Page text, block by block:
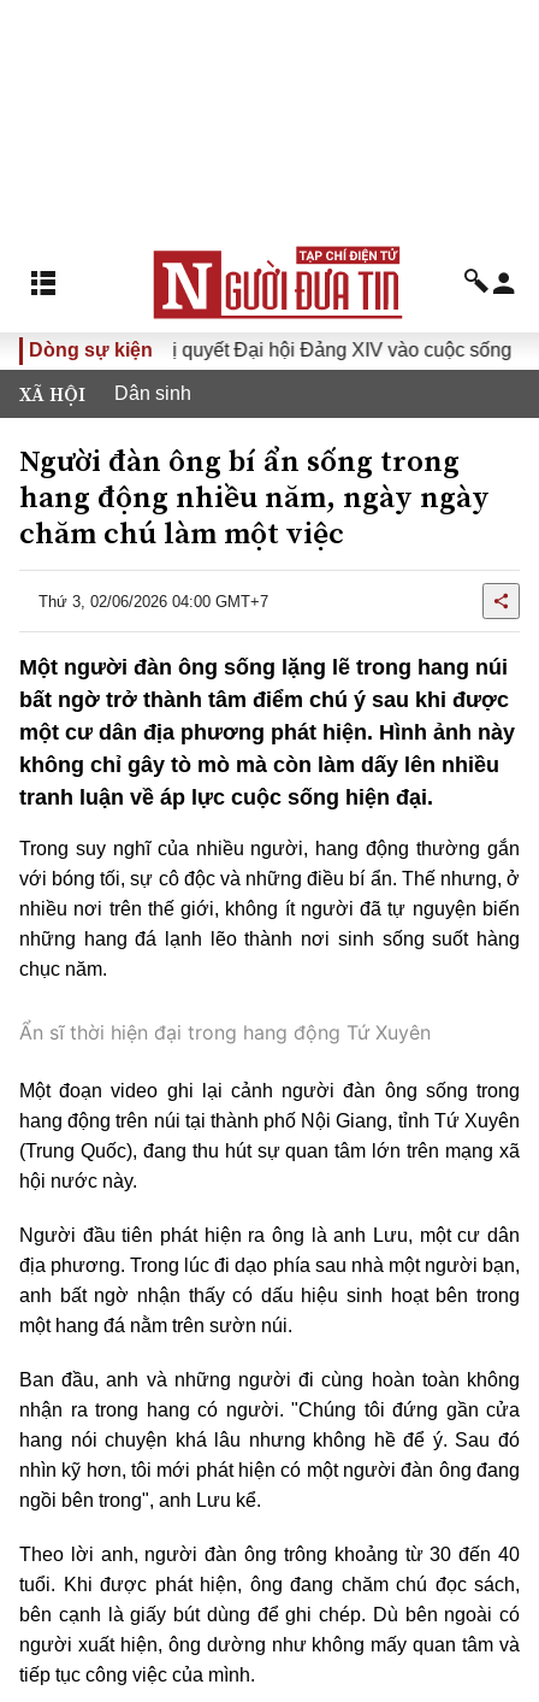
Dòng sự kiện
Đưa Nghị quyết Đại hội Đảng XIV vào cuộc sống
XÃ HỘI Dân sinh
Người đàn ông bí ẩn sống trong
hang động nhiều năm, ngày ngày
chăm chú làm một việc
Thứ 3, 02/06/2026 04:00 GMT+7
Một người đàn ông sống lặng lẽ trong hang núi
bất ngờ trở thành tâm điểm chú ý sau khi được
một cư dân địa phương phát hiện. Hình ảnh này
không chỉ gây tò mò mà còn làm dấy lên nhiều
tranh luận về áp lực cuộc sống hiện đại.
Trong suy nghĩ của nhiều người, hang động thường gắn
với bóng tối, sự cô độc và những điều bí ẩn. Thế nhưng, ở
nhiều nơi trên thế giới, không ít người đã tự nguyện biến
những hang đá lạnh lẽo thành nơi sinh sống suốt hàng
chục năm.
Ẩn sĩ thời hiện đại trong hang động Tứ Xuyên
Một đoạn video ghi lại cảnh người đàn ông sống trong
hang động trên núi tại thành phố Nội Giang, tỉnh Tứ Xuyên
(Trung Quốc), đang thu hút sự quan tâm lớn trên mạng xã
hội nước này.
Người đầu tiên phát hiện ra ông là anh Lưu, một cư dân
địa phương. Trong lúc đi dạo phía sau nhà một người bạn,
anh bất ngờ nhận thấy có dấu hiệu sinh hoạt bên trong
một hang đá nằm trên sườn núi.
Ban đầu, anh và những người đi cùng hoàn toàn không
nhận ra trong hang có người. "Chúng tôi đứng gần cửa
hang nói chuyện khá lâu nhưng không hề để ý. Sau đó
nhìn kỹ hơn, tôi mới phát hiện có một người đàn ông đang
ngồi bên trong", anh Lưu kể.
Theo lời anh, người đàn ông trông khoảng từ 30 đến 40
tuổi. Khi được phát hiện, ông đang chăm chú đọc sách,
bên cạnh là giấy bút dùng để ghi chép. Dù bên ngoài có
người xuất hiện, ông dường như không mấy quan tâm và
tiếp tục công việc của mình.